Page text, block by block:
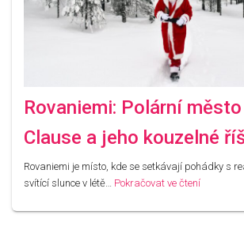
Rovaniemi: Polární
Clause a jeho kouzelné
Rovaniemi je místo, kde se setkávají pohádky s
svítící slunce v létě… Pokračovat ve čtení